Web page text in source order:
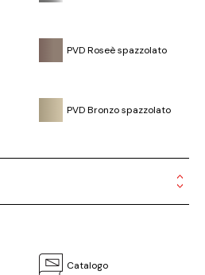
PVD Roseè spazzolato
PVD Bronzo spazzolato
Catalogo